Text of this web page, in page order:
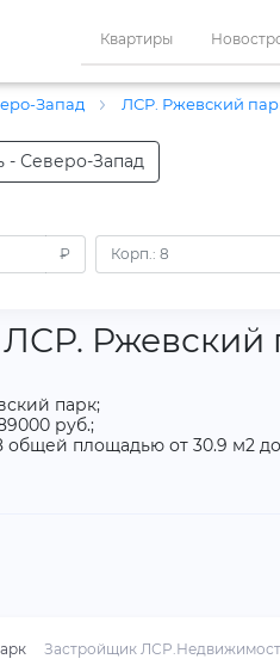
Квартиры
Запад ЛСР. Ржевский
Северо-Запад
₽ Корп.: 8
Ржевский
парк;
руб.;
площадью от 30.9 м2
Застройщик